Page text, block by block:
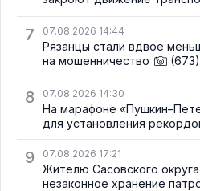
7 07.08.2026 14:44
Рязанцы стали вдвое
на мошенничество
(673)
8 07.08.2026 14:30
На марафоне
для установления
9 07.08.2026 17:21
Жителю Сасовского
незаконное хранение